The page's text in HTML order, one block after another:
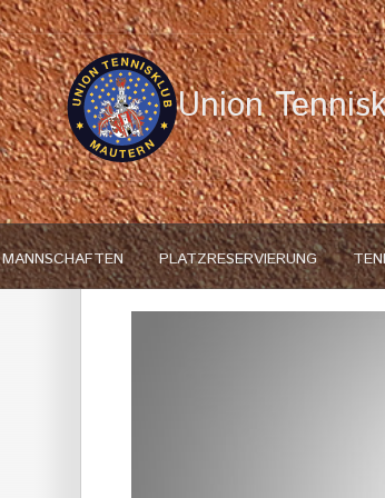
Union
MANNSCHAFTEN PLATZRESERVIERUNG